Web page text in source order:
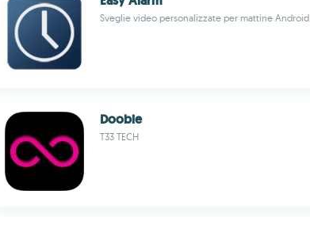
Sveglie video personalizzate per mattine Android
Doobie
T33 TECH